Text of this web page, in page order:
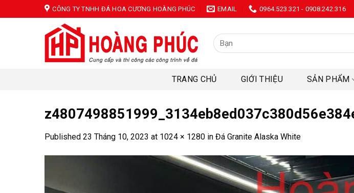
to
CÔNG TY TNHH ĐÁ HOA CƯƠNG HOÀNG PHÚC EMAIL 0964.523.321 - 0908.242.316
Tìm
kiếm:
TRANG CHỦ GIỚI THIỆU SẢN PHẨM
Published 23 Tháng 10, 2023 at 1024 × 1280 in Đá Granite Alaska White